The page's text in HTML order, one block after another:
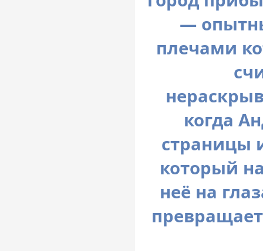
—
плечами
когда
страницы
который
неё на